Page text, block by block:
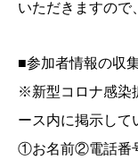
いただきますので
■参加者情報の収
※新型コロナ感染
ース内に掲示して
①お名前②電話番